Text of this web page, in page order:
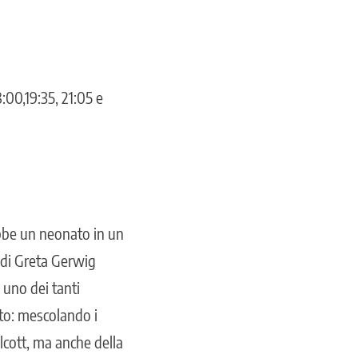
21:05 e
un neonato in un
Greta Gerwig
uno dei tanti
mescolando i
ma anche della